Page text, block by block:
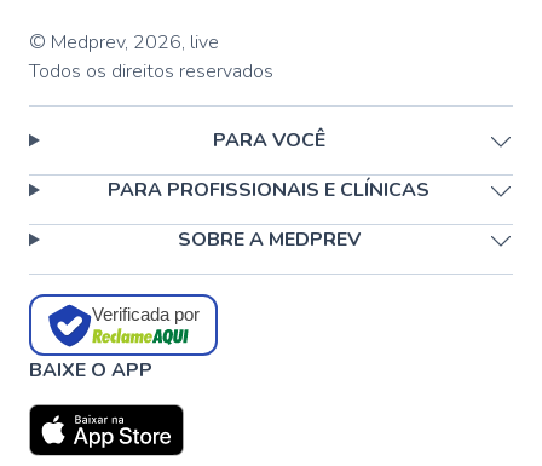
© Medprev, 2026, live
Todos os direitos reservados
PARA VOCÊ
PARA PROFISSIONAIS E CLÍNICAS
SOBRE A MEDPREV
Verificada por
BAIXE O APP